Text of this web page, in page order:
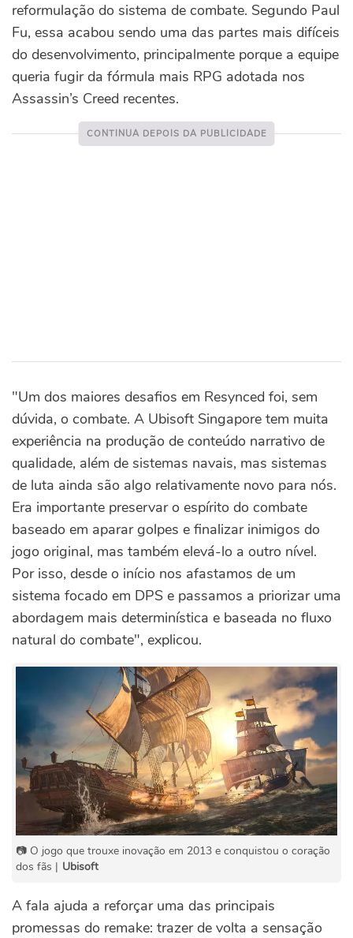
reformulação do sistema de combate. Segundo Paul
Fu, essa acabou sendo uma das partes mais difíceis
do desenvolvimento, principalmente porque a equipe
queria fugir da fórmula mais RPG adotada nos
Assassin’s Creed recentes.
"Um dos maiores desafios em Resynced foi, sem
dúvida, o combate. A Ubisoft Singapore tem muita
experiência na produção de conteúdo narrativo de
qualidade, além de sistemas navais, mas sistemas
de luta ainda são algo relativamente novo para nós.
Era importante preservar o espírito do combate
baseado em aparar golpes e finalizar inimigos do
jogo original, mas também elevá-lo a outro nível.
Por isso, desde o início nos afastamos de um
sistema focado em DPS e passamos a priorizar uma
abordagem mais determinística e baseada no fluxo
natural do combate", explicou.
📷 O jogo que trouxe inovação em 2013 e conquistou o coração
dos fãs | Ubisoft
A fala ajuda a reforçar uma das principais
promessas do remake: trazer de volta a sensação